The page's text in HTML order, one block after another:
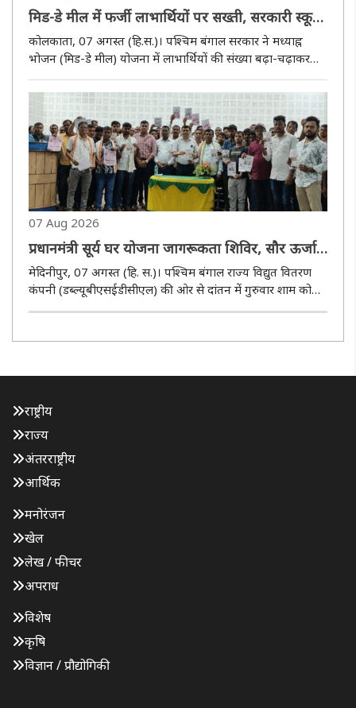
मिड-डे मील में फर्जी लाभार्थियों पर सख्ती, सरकारी स्कूलों
में होंगे औचक निरीक्षण
कोलकाता, 07 अगस्त (हि.स.)। पश्चिम बंगाल सरकार ने मध्याह्न
भोजन (मिड-डे मील) योजना में लाभार्थियों की संख्या बढ़ा-चढ़ाकर
में औचक निरीक्षण कराने का निर्णय लिया है। नवान्न से मिले निर्द..
07 Aug 2026
प्रधानमंत्री सूर्य घर योजना जागरूकता शिविर, सौर ऊर्जा
अपनाने का आह्वान
मेदिनीपुर, 07 अगस्त (हि. स.)। पश्चिम बंगाल राज्य विद्युत वितरण
कंपनी (डब्ल्यूबीएसईडीसीएल) की ओर से दांतन में गुरुवार शाम को
राष्ट्रीय
राज्य
अंतरराष्ट्रीय
आर्थिक
मनोरंजन
खेल
लेख / फीचर
अपराध
विशेष
कृषि
विज्ञान / प्रौद्योगिकी